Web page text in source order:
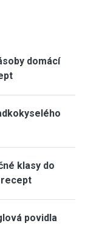
domácí
klasy do
recept
povidla